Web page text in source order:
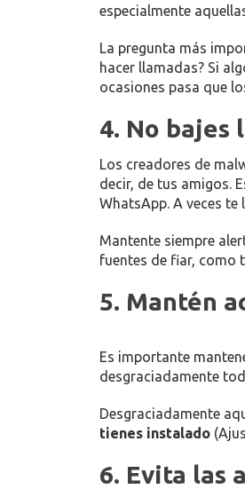
especialmente
La pregunta más
hacer llamadas? Si
ocasiones pasa que
4. No bajes
Los creadores de
decir, de tus amigos.
WhatsApp. A veces
Mantente siempre
fuentes de fiar, como
5. Mantén
Es importante
desgraciadamente
Desgraciadamente
tienes instalado
6. Evita las